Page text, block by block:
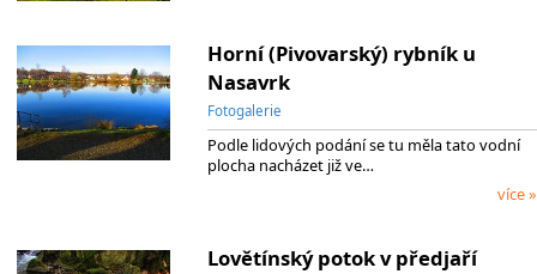
Horní (Pivovarský) rybník u
Nasavrk
Fotogalerie
Podle lidových podání se tu měla tato vodní
plocha nacházet již ve…
více »
Lovětínský potok v předjaří